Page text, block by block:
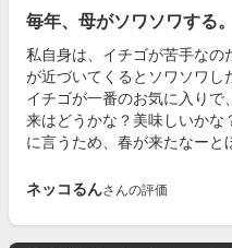
毎年、母がソワソワする。
私自身は、イチゴが苦手なの
が近づいてくるとソワソワし
イチゴが一番のお気に入りで
来はどうかな？美味しいかな
に言うため、春が来たなーと
ネッコるんさんの評価